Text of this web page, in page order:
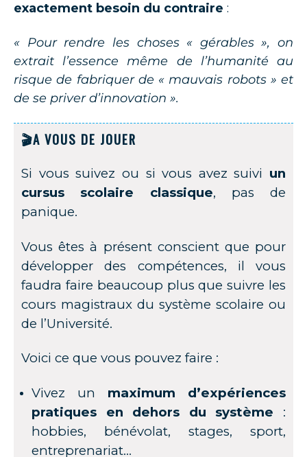
exactement besoin du contraire :
« Pour rendre les choses « gérables », on
extrait l’essence même de l’humanité au
risque de fabriquer de « mauvais robots » et
de se priver d’innovation ».
🎬A VOUS DE JOUER
Si vous suivez ou si vous avez suivi un
cursus scolaire classique, pas de
panique.
Vous êtes à présent conscient que pour
développer des compétences, il vous
faudra faire beaucoup plus que suivre les
cours magistraux du système scolaire ou
de l’Université.
Voici ce que vous pouvez faire :
Vivez un maximum d’expériences
pratiques en dehors du système :
hobbies, bénévolat, stages, sport,
entreprenariat…